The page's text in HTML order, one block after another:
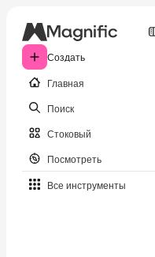
Создать
Главная
Поиск
Стоковый
Посмотреть
Все инструменты